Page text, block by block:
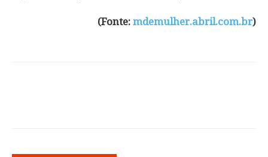
(Fonte: mdemulher.abril.com.br)